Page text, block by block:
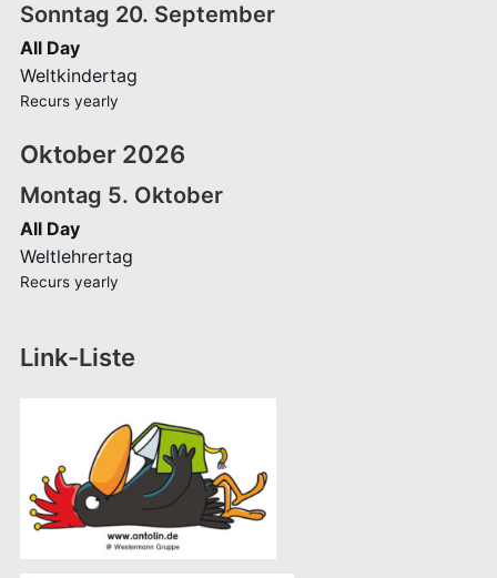
Sonntag 20. September
All Day
Weltkindertag
Recurs yearly
Oktober 2026
Montag 5. Oktober
All Day
Weltlehrertag
Recurs yearly
Link-Liste